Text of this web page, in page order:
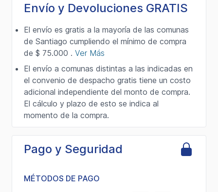
Envío y Devoluciones GRATIS
El envío es gratis a la mayoría de las comunas
de Santiago cumpliendo el mínimo de compra
de $ 75.000 . Ver Más
El envío a comunas distintas a las indicadas en
el convenio de despacho gratis tiene un costo
adicional independiente del monto de compra.
El cálculo y plazo de esto se indica al
momento de la compra.
Pago y Seguridad
MÉTODOS DE PAGO